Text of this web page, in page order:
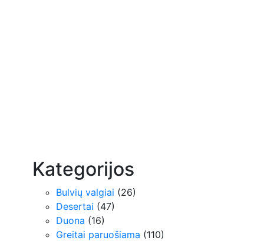
Kategorijos
Bulvių valgiai (26)
Desertai (47)
Duona (16)
Greitai paruošiama (110)